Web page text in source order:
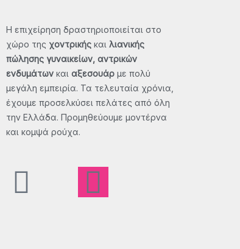
Η επιχείρηση δραστηριοποιείται στο
χώρο της χοντρικής και λιανικής
πώλησης γυναικείων, αντρικών
ενδυμάτων και αξεσουάρ με πολύ
μεγάλη εμπειρία. Τα τελευταία χρόνια,
έχουμε προσελκύσει πελάτες από όλη
την Ελλάδα. Προμηθεύουμε μοντέρνα
και κομψά ρούχα.
F
I